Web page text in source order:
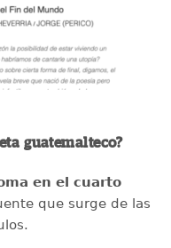
guatemalteco?
en el cuarto
que surge de las